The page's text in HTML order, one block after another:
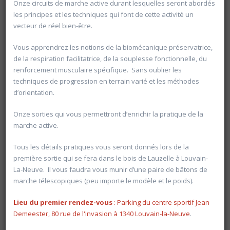
Rechercher
Vider les filtres
Onze circuits de marche active durant lesquelles seront abordés
les principes et les techniques qui font de cette activité un
vecteur de réel bien-être.
Vous apprendrez les notions de la biomécanique préservatrice,
de la respiration facilitatrice, de la souplesse fonctionnelle, du
renforcement musculaire spécifique. Sans oublier les
techniques de progression en terrain varié et les méthodes
d’orientation.
Onze sorties qui vous permettront d’enrichir la pratique de la
marche active.
Tous les détails pratiques vous seront donnés lors de la
première sortie qui se fera dans le bois de Lauzelle à Louvain-
La-Neuve. Il vous faudra vous munir d’une paire de bâtons de
marche télescopiques (peu importe le modèle et le poids).
Lieu du premier rendez-vous : Parking du centre sportif Jean
Demeester, 80 rue de l'invasion à 1340 Louvain-la-Neuve.